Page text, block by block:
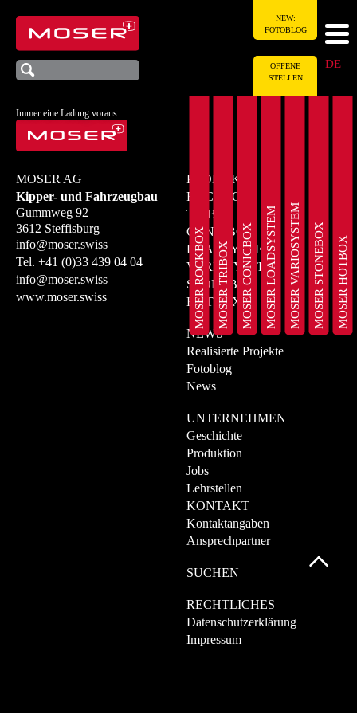
Immer eine Ladung voraus.
DE
NEW:
FOTOBLOG
OFFENE
STELLEN
MOSER ROCKBOXMOSER TRIBOXMOSER CONICBOXMOSER LOADSYSTEMMOSER VARIOSYSTEMMOSER STONEBOXMOSER HOTBOX
MOSER AG
Kipper- und Fahrzeugbau
Gummweg 92
3612 Steffisburg
info@moser.swiss
Tel. +41 (0)33 439 04 04
info@moser.swiss
www.moser.swiss
PRODUKTE
ROCKBOX
TRIBOX
CONICBOX
LOADSYSTEM
VARIOSYSTEM
STONEBOX
HOTBOX
NEWS
Realisierte Projekte
Fotoblog
News
UNTERNEHMEN
Geschichte
Produktion
Jobs
Lehrstellen
KONTAKT
Kontaktangaben
Ansprechpartner
SUCHEN
RECHTLICHES
Datenschutzerklärung
Impressum